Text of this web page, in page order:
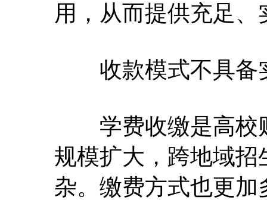
用，从而提供充足
收款模式不具备
学费收缴是高校
规模扩大，跨地域
杂。缴费方式也更